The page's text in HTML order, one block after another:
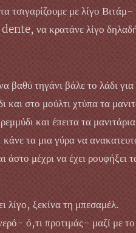
με λίγο
να κρατάνε λίγο
τηγάνι βάλε το λάδι
στο μούλτι χτύπα τα
και έπειτα τα
τα μια γύρα να
μέχρι να έχει ρουφήξει
λίγο, ξεκίνα τη μπεσαμέλ.
ό,τι προτιμάς- μαζί με το